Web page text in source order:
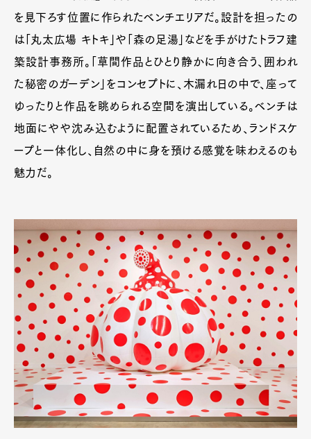
を見下ろす位置に作られたベンチエリアだ。設計を担ったの
は「丸太広場 キトキ」や「森の足湯」などを手がけたトラフ建
築設計事務所。「草間作品とひとり静かに向き合う、囲われ
た秘密のガーデン」をコンセプトに、木漏れ日の中で、座って
ゆったりと作品を眺められる空間を演出している。ベンチは
地面にやや沈み込むように配置されているため、ランドスケ
ープと一体化し、自然の中に身を預ける感覚を味わえるのも
魅力だ。